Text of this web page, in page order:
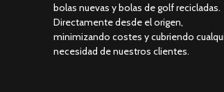
bolas nuevas y bolas de golf recicladas.
Directamente desde el origen,
minimizando costes y cubriendo
necesidad de nuestros clientes.